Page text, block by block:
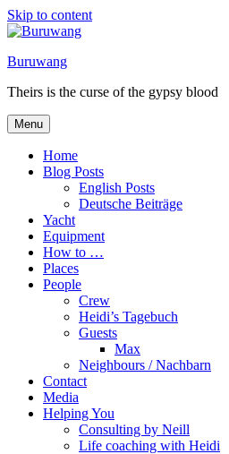
Skip to content
Buruwang
Theirs is the curse of the gypsy blood
Menu
Home
Blog Posts
English Posts
Deutsche Beiträge
Yacht
Equipment
How to …
Places
People
Crew
Heidi’s Tagebuch
Guests
Max
Neighbours / Nachbarn
Contact
Media
Helping You
Consulting by Neill
Life coaching with Heidi